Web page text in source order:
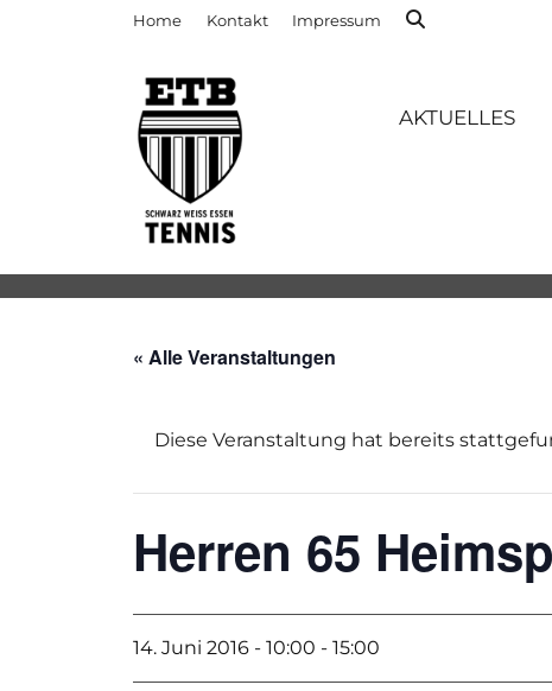
Home Kontakt Impressum
AKTUELLES
« Alle Veranstaltungen
Diese Veranstaltung hat bereits
Herren 65
14. Juni 2016 - 10:00 - 15:00